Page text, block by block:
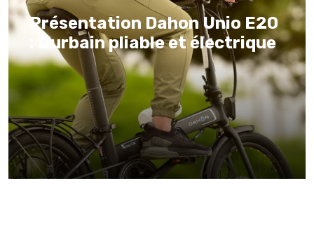
Présentation Dahon Unio E20
: L’urbain pliable et électrique